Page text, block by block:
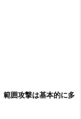
範囲攻撃は基本的に多